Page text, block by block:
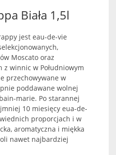
Biała 1,5l
jest eau-de-vie
Moscato oraz
z winnic w Południowym
przechowywane w
poddawane wolnej
marie. Po starannej
10 miesięcy eua-de-
proporcjach i w
aromatyczna i miękka
nawet najbardziej